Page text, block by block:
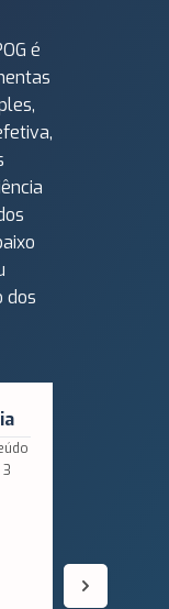
é
dos